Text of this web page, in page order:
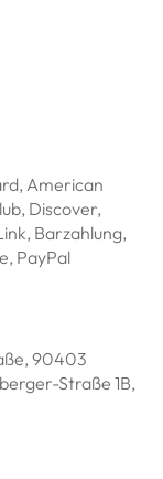
American
Discover,
Barzahlung,
PayPal
90403
Straße 1B,